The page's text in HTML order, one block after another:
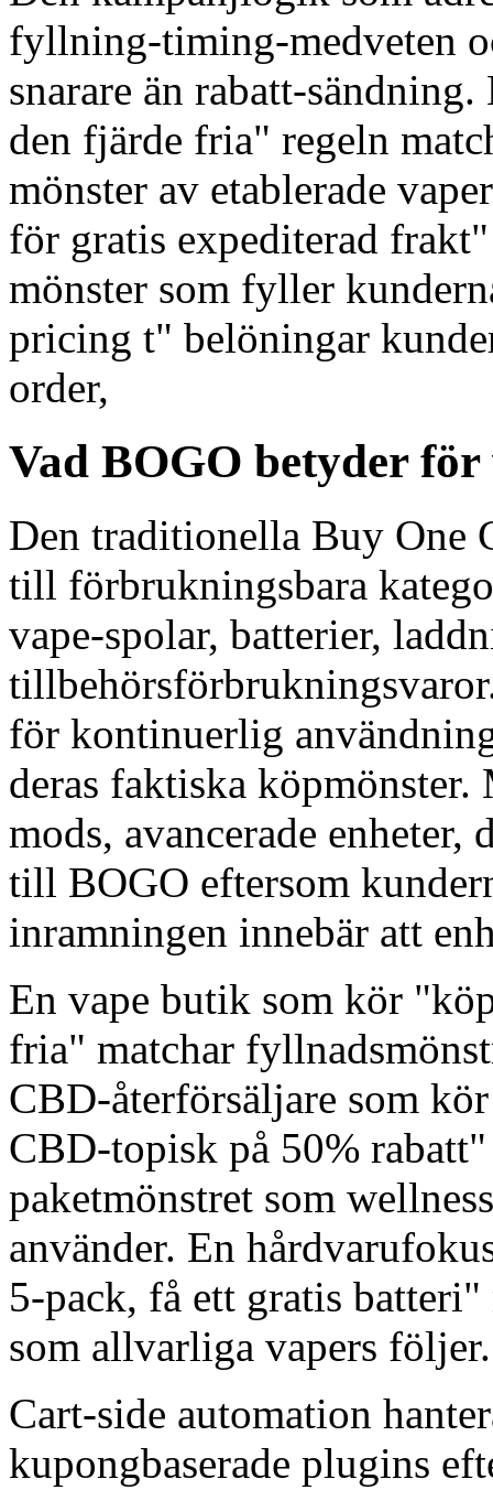
fyllning-timing-medveten
snarare än rabatt-
den fjärde fria" regeln
mönster av etablerade
för gratis expediterad
mönster som fyller
pricing t" belöningar
order,
Vad BOGO betyder
Den traditionella Buy One
till förbrukningsbara
vape-spolar, batterier,
för kontinuerlig
deras faktiska
mods, avancerade
till BOGO eftersom
inramningen innebär att
En vape butik som kör
fria" matchar
CBD-återförsäljare som
CBD-topisk på 50%
paketmönstret som
använder. En
5-pack, få ett gratis
som allvarliga vapers följer.
Cart-side automation
kupongbaserade plugins